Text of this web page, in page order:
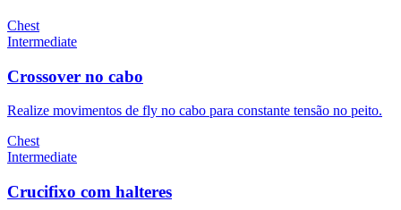
Chest
Intermediate
Crossover no cabo
Realize movimentos de fly no cabo para constante tensão no peito.
Chest
Intermediate
Crucifixo com halteres